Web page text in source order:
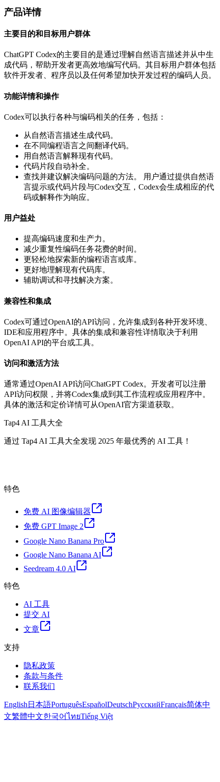
产品详情
主要目的和目标用户群体
ChatGPT Codex的主要目的是通过理解自然语言描述并从中生
成代码，帮助开发者更高效地编写代码。其目标用户群体包括
软件开发者、程序员以及任何希望加快开发过程的编码人员。
功能详情和操作
Codex可以执行各种与编码相关的任务，包括：
从自然语言描述生成代码。
在不同编程语言之间翻译代码。
用自然语言解释现有代码。
代码片段自动补全。
查找并建议解决编码问题的方法。 用户通过提供自然语
言提示或代码片段与Codex交互，Codex会生成相应的代
码或解释作为响应。
用户益处
提高编码速度和生产力。
减少重复性编码任务花费的时间。
更轻松地探索新的编程语言或库。
更好地理解现有代码库。
辅助调试和寻找解决方案。
兼容性和集成
Codex可通过OpenAI的API访问，允许集成到各种开发环境、
IDE和应用程序中。具体的集成和兼容性详情取决于利用
OpenAI API的平台或工具。
访问和激活方法
通常通过OpenAI API访问ChatGPT Codex。开发者可以注册
API访问权限，并将Codex集成到其工作流程或应用程序中。
具体的激活和定价详情可从OpenAI官方渠道获取。
Tap4 AI 工具大全
通过 Tap4 AI 工具大全发现 2025 年最优秀的 AI 工具！
特色
免费 AI 图像编辑器
免费 GPT Image 2
Google Nano Banana Pro
Google Nano Banana AI
Seedream 4.0 AI
特色
AI 工具
提交 AI
文章
支持
隐私政策
条款与条件
联系我们
English日本語PortuguêsEspañolDeutschРусскийFrançais简体中
文繁體中文한국어ไทยTiếng Việt